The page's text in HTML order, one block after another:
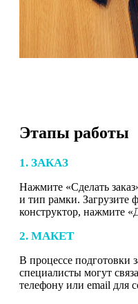
Этапы работы
1. ЗАКАЗ
Нажмите «Сделать
и тип рамки. Загрузите
конструктор, нажмите
2. МАКЕТ
В процессе подготовки
специалисты могут
телефону или email для